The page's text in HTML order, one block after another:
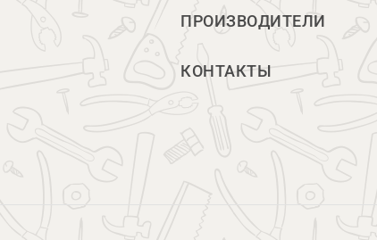
ПРОИЗВОДИТЕЛИ
КОНТАКТЫ